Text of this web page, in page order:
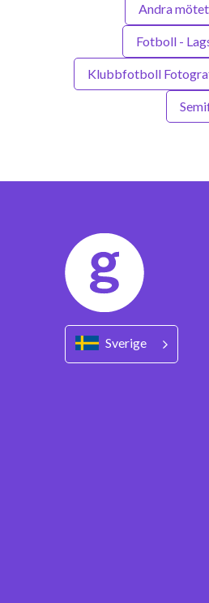
Andra
Fotboll -
Klubbfotboll
Sverige